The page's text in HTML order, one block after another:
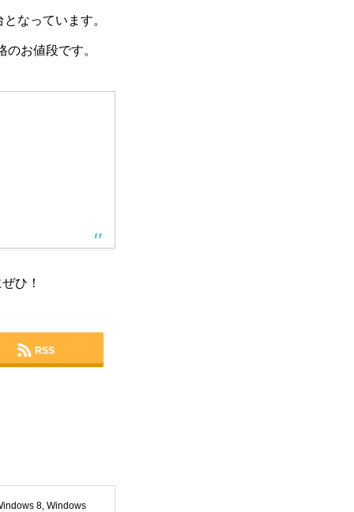
なっています。
お値段です。
ひ！
RSS
8 Windows